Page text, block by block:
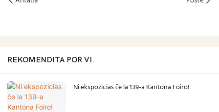
REKOMENDITA POR VI.
Ni ekspozicias ĉe la 139-a Kantona Foiro!